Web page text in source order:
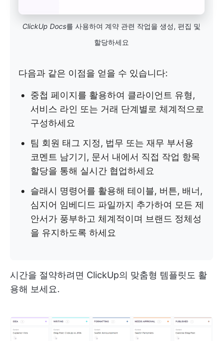
ClickUp Docs를 사용하여 계약 관련 작업을 생성, 편집 및
할당하세요
다음과 같은 이점을 얻을 수 있습니다:
중첩 페이지를 활용하여 클라이언트 유형,
서비스 라인 또는 거래 단계별로 체계적으로
구성하세요
팀 회원 태그 지정, 법무 또는 재무 부서용
코멘트 남기기, 문서 내에서 직접 작업 항목
할당을 통해 실시간 협업하세요
슬래시 명령어를 활용해 테이블, 버튼, 배너,
심지어 임베디드 파일까지 추가하여 모든 제
안서가 풍부하고 체계적이며 브랜드 정체성
을 유지하도록 하세요
시간을 절약하려면 ClickUp의 맞춤형 템플릿도 활
용해 보세요.